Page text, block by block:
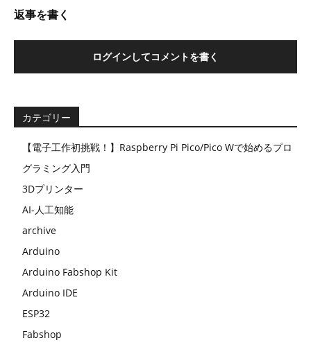
返事を書く
ログインしてコメントを書く
カテゴリー
【電子工作初挑戦！】Raspberry Pi Pico/Pico Wで始めるプロ
グラミング入門
3Dプリンター
AI-人工知能
archive
Arduino
Arduino Fabshop Kit
Arduino IDE
ESP32
Fabshop